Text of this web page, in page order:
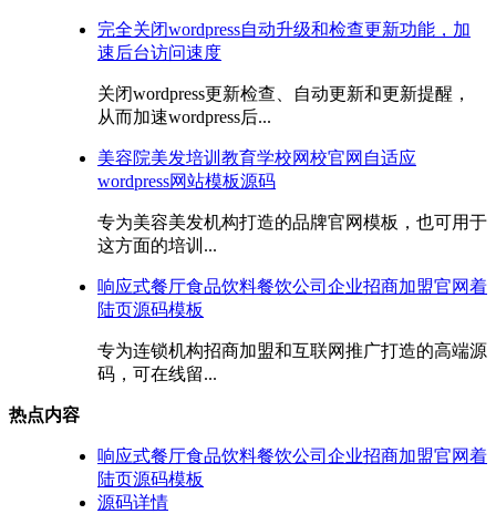
完全关闭wordpress自动升级和检查更新功能，加
速后台访问速度
关闭wordpress更新检查、自动更新和更新提醒，
从而加速wordpress后...
美容院美发培训教育学校网校官网自适应
wordpress网站模板源码
专为美容美发机构打造的品牌官网模板，也可用于
这方面的培训...
响应式餐厅食品饮料餐饮公司企业招商加盟官网着
陆页源码模板
专为连锁机构招商加盟和互联网推广打造的高端源
码，可在线留...
热点内容
响应式餐厅食品饮料餐饮公司企业招商加盟官网着
陆页源码模板
源码详情